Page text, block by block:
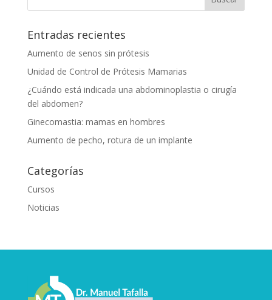
Entradas recientes
Aumento de senos sin prótesis
Unidad de Control de Prótesis Mamarias
¿Cuándo está indicada una abdominoplastia o cirugía
del abdomen?
Ginecomastia: mamas en hombres
Aumento de pecho, rotura de un implante
Categorías
Cursos
Noticias